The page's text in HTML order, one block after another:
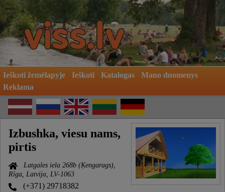
Ieškoti žemėlapyje Ieškoti Katalogas
Mano duomenys
Reklama
Izbushka, viesu nams,
pirtis
Latgales iela 268b (Ķengarags),
Rīga, Latvija, LV-1063
(+371) 29718382